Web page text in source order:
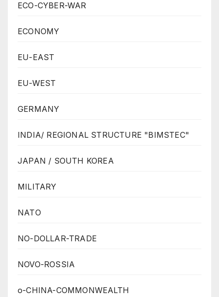
ECO-CYBER-WAR
ECONOMY
EU-EAST
EU-WEST
GERMANY
INDIA/ REGIONAL STRUCTURE "BIMSTEC"
JAPAN / SOUTH KOREA
MILITARY
NATO
NO-DOLLAR-TRADE
NOVO-ROSSIA
o-CHINA-COMMONWEALTH